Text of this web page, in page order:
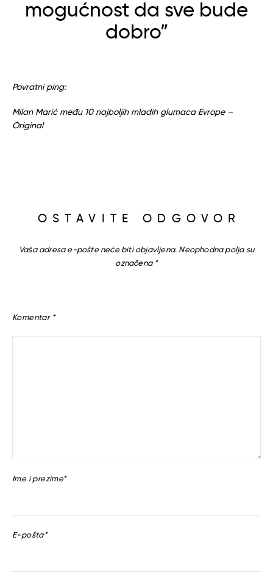
mogućnost da sve bude
dobro”
Povratni ping:
Milan Marić među 10 najboljih mladih glumaca Evrope –
Original
OSTAVITE ODGOVOR
Vaša adresa e-pošte neće biti objavljena. Neophodna polja su
označena *
Komentar *
Ime i prezime*
E-pošta*